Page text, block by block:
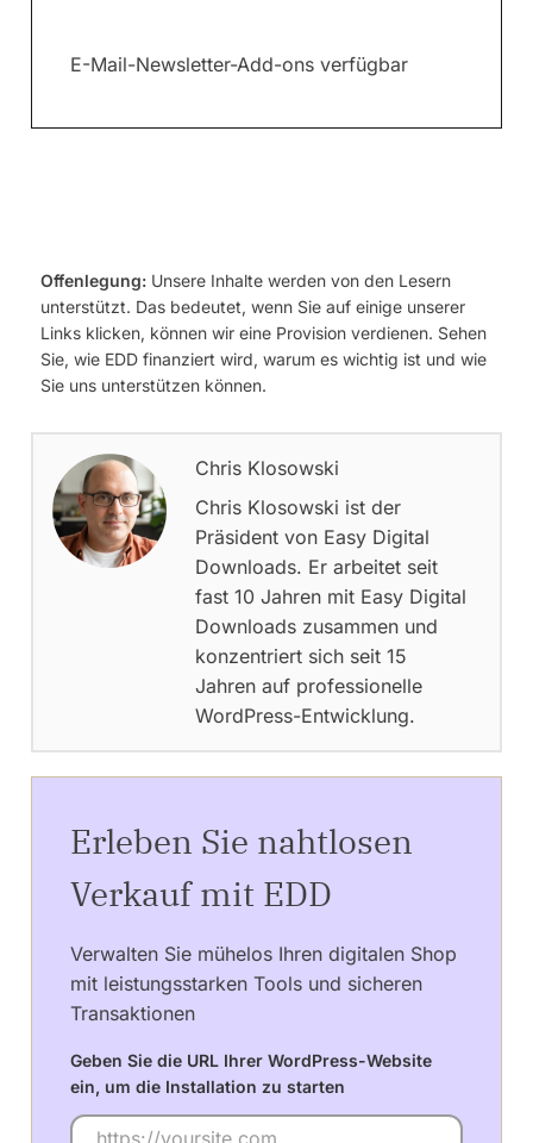
E-Mail-Newsletter-Add-ons verfügbar
Offenlegung: Unsere Inhalte werden von den Lesern
unterstützt. Das bedeutet, wenn Sie auf einige unserer
Links klicken, können wir eine Provision verdienen. Sehen
Sie, wie EDD finanziert wird, warum es wichtig ist und wie
Sie uns unterstützen können.
Chris Klosowski
Chris Klosowski ist der
Präsident von Easy Digital
Downloads. Er arbeitet seit
fast 10 Jahren mit Easy Digital
Downloads zusammen und
konzentriert sich seit 15
Jahren auf professionelle
WordPress-Entwicklung.
Erleben Sie nahtlosen
Verkauf mit EDD
Verwalten Sie mühelos Ihren digitalen Shop
mit leistungsstarken Tools und sicheren
Transaktionen
Geben Sie die URL Ihrer WordPress-Website
ein, um die Installation zu starten